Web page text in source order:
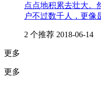
点点地积累去壮大。
户不过数千人，更像
2 个推荐 2018-06-14
更多
更多